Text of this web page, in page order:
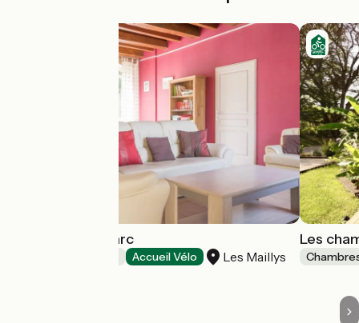
La Maison du Parc
Accueil Vélo Les Maillys
Les